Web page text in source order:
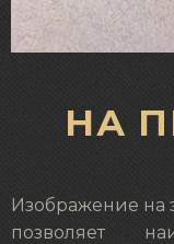
НА
Изображение на
позволяет